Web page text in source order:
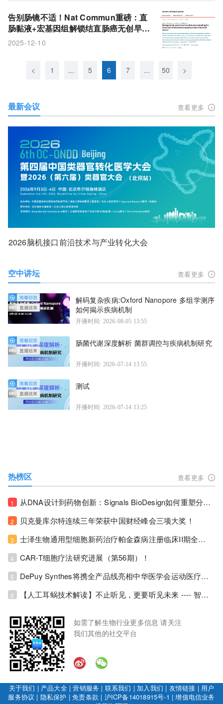
告别肠镜不适！Nat Commun重磅：直
肠黏液+宏基因组解锁结直肠癌无创早筛
新范式
2025-12-10
< 1 ... 5 6 7 ... 50 >
最新会议 查看更多
2026脑机接口前沿技术与产业转化大会
空中讲坛 查看更多
解码复杂疾病:Oxford Nanopore 多组学测序
如何揭示疾病机制
开播时间: 2026-08-05 13:55
肠菌代谢深度解析 菌群调控与疾病机制研究
开播时间: 2026-07-14 13:55
测试
开播时间: 2026-07-14 13:25
热榜区 查看更多
1 从DNA设计到药物创新：Signals BioDesign如何重塑分子生物学研发生态！
2 贝克曼库尔特连续三年荣获中国财经峰会三项大奖！
3 士泽生物通用型细胞新药治疗帕金森病注册临床II期全部入组完成！
4 CAR-T细胞疗法研究进展（第56期）！
5 DePuy Synthes将携全产品线亮相中华医学会运动医疗分会大会，加码布局中国运动医学创新赛道！
6 【人工耳蜗技术解读】不止听见，更要听见未来 ---- 智能耳蜗，开启人工耳蜗技术新纪元！
如需了解生物行业更多信息 请关注
我们其他的社交平台
关于我们 | 产品大全|营销服务 | 联系我们 | 加入我们 | 友情链接 | 用户
服务协议 | 隐私保护 |免责条款 | 沪ICP备14018915号-1 |增值电信业务